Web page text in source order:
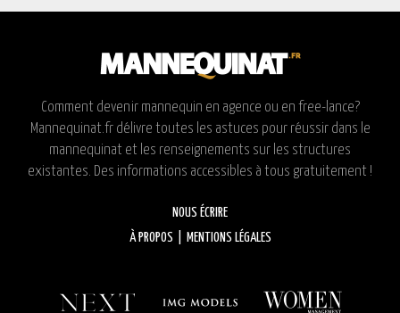
Comment devenir mannequin en agence ou en free-lance?
Mannequinat.fr délivre toutes les astuces pour réussir dans le
mannequinat et les renseignements sur les structures
existantes. Des informations accessibles à tous gratuitement !
NOUS ÉCRIRE
À PROPOS
MENTIONS LÉGALES